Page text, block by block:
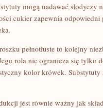
mogą nadawać
cukier zapewnia odpowiedni
pełnotłuste to kolejny
rola nie ogranicza się tylko
kolor krówek.
jest równie ważny jak